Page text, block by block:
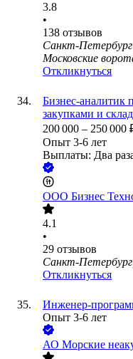
3.8
•
138 отзывов
Санкт-Петербург
Московские
Откликнуться
Бизнес-аналитик
закупками и
200 000 – 250 000
Опыт 3-6 лет
Выплаты: Два
ООО Бизнес
4.1
•
29 отзывов
Санкт-
Откликнуться
Инженер-
Опыт 3-6 лет
АО Морские